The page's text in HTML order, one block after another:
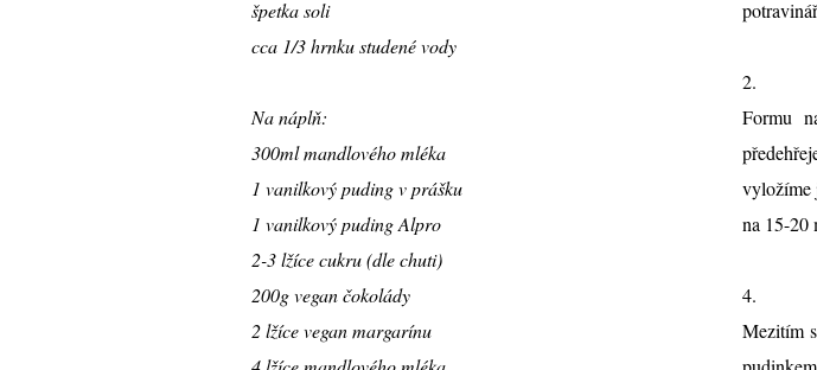
špetka soli
cca 1/3 hrnku studené vody
Na náplň:
300ml mandlového mléka
1 vanilkový puding v prášku
1 vanilkový puding Alpro
2-3 lžíce cukru (dle chuti)
200g vegan čokolády
2 lžíce vegan margarínu
2.
Formu
vyložíme
na 15-20
4.
Mezitím